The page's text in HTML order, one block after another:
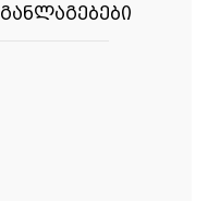
განლაგებები